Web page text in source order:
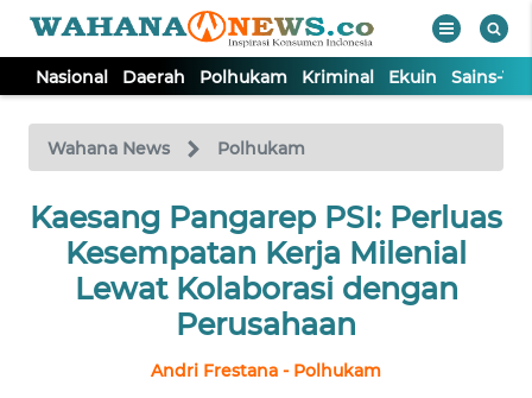
Nasional Daerah Polhukam Kriminal Ekuin Sains-
Wahana News Polhukam
Kaesang Pangarep PSI: Perluas
Kesempatan Kerja Milenial
Lewat Kolaborasi dengan
Perusahaan
Andri Frestana - Polhukam
TV
Tutup
NASIONAL
DAERAH